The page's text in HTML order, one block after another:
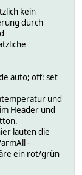
kein
durch
auto; off: set
und
Header und
lauten die
-
ein rot/grün